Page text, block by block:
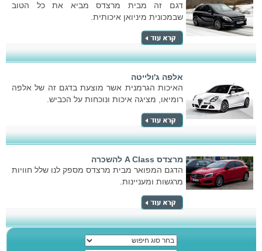
דגם זה מבית מרצדס מביא את כל הטוב
שבמכונית מיניואן איכותית.
אלפה ג'ולייטה
האיכות הגרמנית אשר מוצעת בדגם זה של אלפה
רומיאו, מציגה איכות ונוכחות על הכביש.
מרצדס A Class להשכרה
הדגם המפואר מבית מרצדס מספק לנו שלל חוויות
מרגשות ומעניינות.